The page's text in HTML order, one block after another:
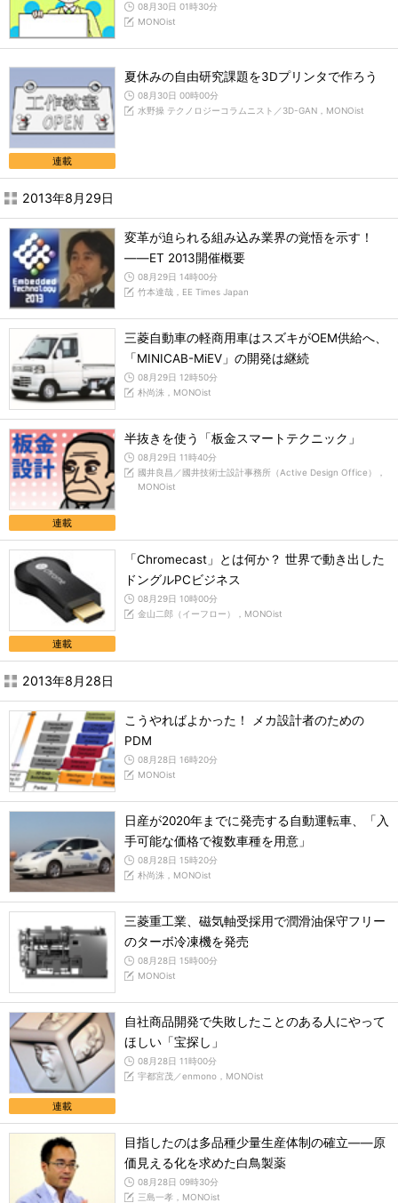
08月30日 01時30分
MONOist
連載
夏休みの自由研究課題を3Dプリンタで作ろう
08月30日 00時00分
水野操 テクノロジーコラムニスト／3D-GAN，MONOist
2013年8月29日
変革が迫られる組み込み業界の覚悟を示す！
――ET 2013開催概要
08月29日 14時00分
竹本達哉，EE Times Japan
三菱自動車の軽商用車はスズキがOEM供給へ、
「MINICAB-MiEV」の開発は継続
08月29日 12時50分
朴尚洙，MONOist
連載
半抜きを使う「板金スマートテクニック」
08月29日 11時40分
國井良昌／國井技術士設計事務所（Active Design Office），
MONOist
連載
「Chromecast」とは何か？ 世界で動き出した
ドングルPCビジネス
08月29日 10時00分
金山二郎（イーフロー），MONOist
2013年8月28日
こうやればよかった！ メカ設計者のための
PDM
08月28日 16時20分
MONOist
日産が2020年までに発売する自動運転車、「入
手可能な価格で複数車種を用意」
08月28日 15時20分
朴尚洙，MONOist
三菱重工業、磁気軸受採用で潤滑油保守フリー
のターボ冷凍機を発売
08月28日 15時00分
MONOist
連載
自社商品開発で失敗したことのある人にやって
ほしい「宝探し」
08月28日 11時00分
宇都宮茂／enmono，MONOist
目指したのは多品種少量生産体制の確立――原
価見える化を求めた白鳥製薬
08月28日 09時30分
三島一孝，MONOist